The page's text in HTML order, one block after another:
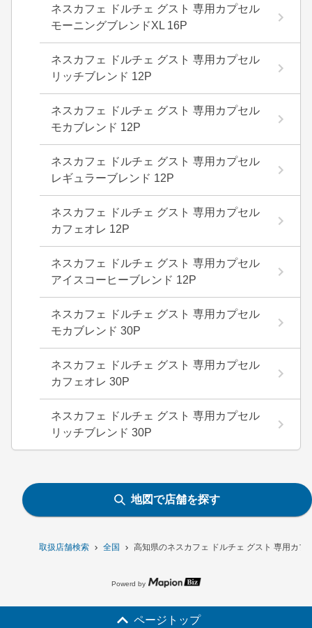
取扱店舗検索 全国 高知県のネスカフェ ドルチェ グスト 専用カ
ネスカフェ ドルチェ グスト 専用カプセル
モーニングブレンドXL 16P
ネスカフェ ドルチェ グスト 専用カプセル
リッチブレンド 12P
ネスカフェ ドルチェ グスト 専用カプセル
モカブレンド 12P
ネスカフェ ドルチェ グスト 専用カプセル
レギュラーブレンド 12P
ネスカフェ ドルチェ グスト 専用カプセル
カフェオレ 12P
ネスカフェ ドルチェ グスト 専用カプセル
アイスコーヒーブレンド 12P
ネスカフェ ドルチェ グスト 専用カプセル
モカブレンド 30P
ネスカフェ ドルチェ グスト 専用カプセル
カフェオレ 30P
ネスカフェ ドルチェ グスト 専用カプセル
リッチブレンド 30P
地図で店舗を探す
Powerd by
ページトップ